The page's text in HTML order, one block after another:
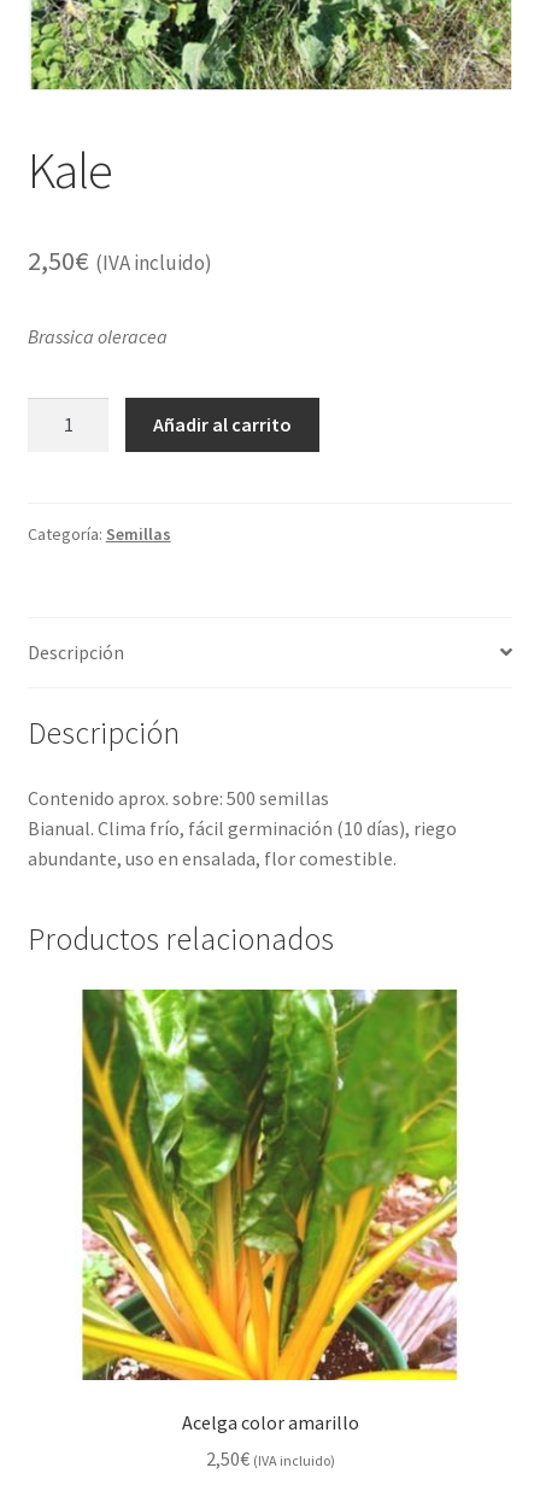
Alimentación
Libros
el
Plantas
Orgonitas
Kale
2,50€ (IVA incluido)
Brassica oleracea
Añadir al carrito
Categoría: Semillas
Descripción
Descripción
Contenido aprox. sobre: 500 semillas
Bianual. Clima frío, fácil germinación (10 días), riego
abundante, uso en ensalada, flor comestible.
Productos relacionados
Acelga color amarillo
2,50€ (IVA incluido)